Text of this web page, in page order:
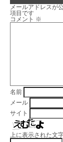
メールアドレスが
項目です
コメント ※
名前
メール
サイト
上に表示された文